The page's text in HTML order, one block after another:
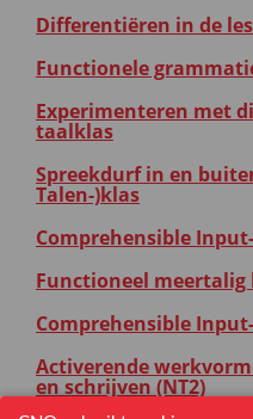
Differentiëren in de
Functionele
Experimenteren met
taalklas
Spreekdurf in en
Talen-)klas
Comprehensible
Functioneel meertalig
Comprehensible
Activerende
en schrijven (NT2)